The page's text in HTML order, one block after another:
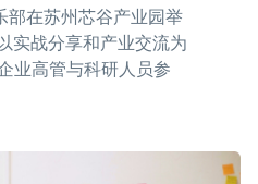
部在苏州芯谷产业园举
实战分享和产业交流为
业高管与科研人员参